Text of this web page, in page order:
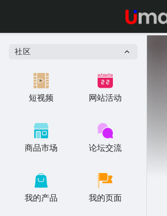
社区
短视频 网站活动
商品市场 论坛交流
我的产品 我的页面